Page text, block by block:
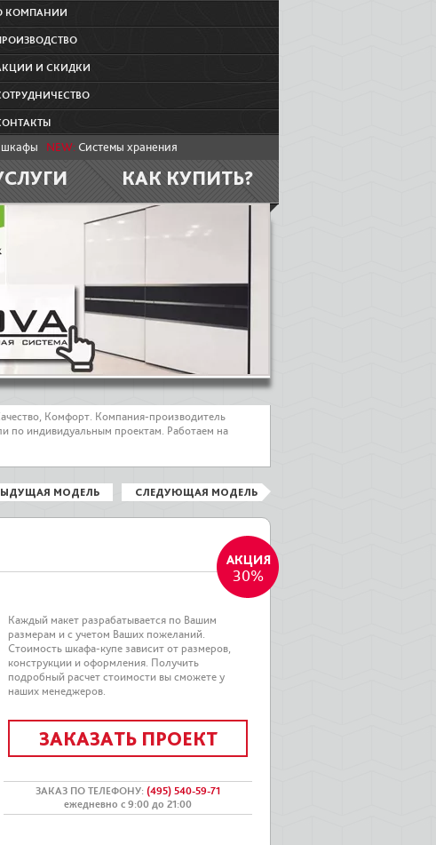
КОМПАНИИ
И СКИДКИ
шкафы NEW: Системы хранения
КАК КУПИТЬ?
Комфорт. Компания-производитель
по индивидуальным проектам. Работаем на
МОДЕЛЬ СЛЕДУЮЩАЯ МОДЕЛЬ
Каждый макет разрабатывается по Вашим
размерам и с учетом Ваших пожеланий.
Стоимость шкафа-купе зависит от размеров,
конструкции и оформления. Получить
подробный расчет стоимости вы сможете у
наших менеджеров.
ЗАКАЗАТЬ ПРОЕКТ
ЗАКАЗ ПО ТЕЛЕФОНУ: (495) 540-59-71
ежедневно с 9:00 до 21:00
30%